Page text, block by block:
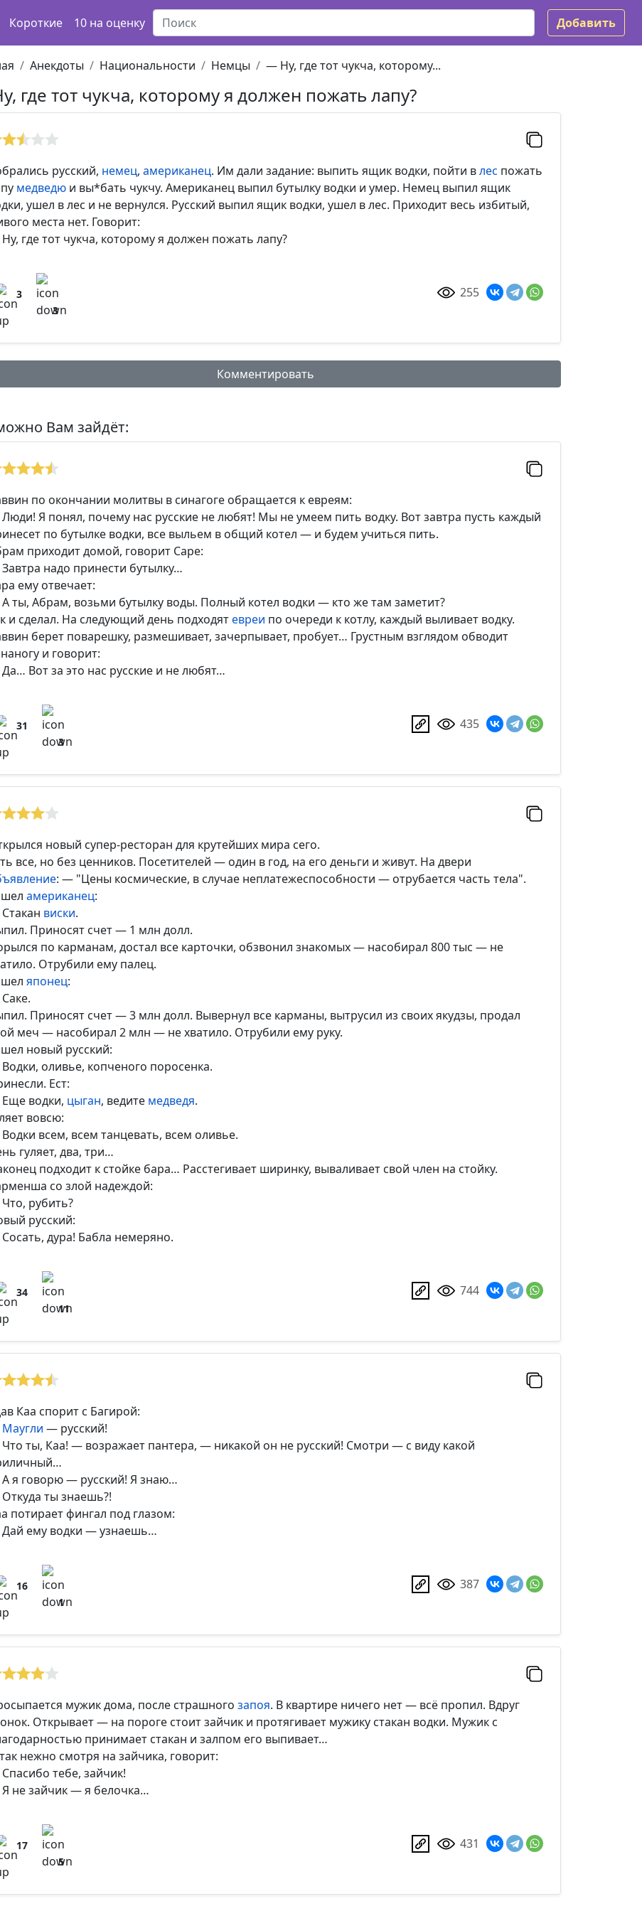
Короткие 10 на оценку Добавить
Анекдоты Национальности Немцы — Ну, где тот чукча, которому...
где тот чукча, которому я должен пожать лапу?
русский, немец, американец. Им дали задание: выпить ящик водки, пойти влес пожать
медведю и вы*бать чукчу. Американец выпил бутылку водки и умер. Немец выпил ящик
ушел в лес и не вернулся. Русский выпил ящик водки, ушел в лес. Приходит весь избитый,
места нет. Говорит:
где тот чукча, которому я должен пожать лапу?
3
3
255
Комментировать
кол-во символов - 500. Ручная модерация.
Вам зайдёт:
по окончании молитвы в синагоге обращается к евреям:
Я понял, почему нас русские не любят! Мы не умеем пить водку. Вот завтра пусть каждый
по бутылке водки, все выльем в общий котел — и будем учиться пить.
приходит домой, говорит Саре:
надо принести бутылку…
ему отвечает:
ты, Абрам, возьми бутылку воды. Полный котел водки — кто же там заметит?
и сделал. На следующий день подходятевреи по очереди к котлу, каждый выливает водку.
берет поварешку, размешивает, зачерпывает, пробует… Грустным взглядом обводит
и говорит:
Вот за это нас русские и не любят…
31
3
435
новый супер-ресторан для крутейших мира сего.
все, но без ценников. Посетителей — один в год, на его деньги и живут. На двери
: — "Цены космические, в случае неплатежеспособности — отрубается часть тела".
американец:
виски.
Приносят счет — 1 млн долл.
по карманам, достал все карточки, обзвонил знакомых — насобирал 800 тыс — не
Отрубили ему палец.
японец:
Приносят счет — 3 млн долл. Вывернул все карманы, вытрусил из своих якудзы, продал
меч — насобирал 2 млн — не хватило. Отрубили ему руку.
новый русский:
оливье, копченого поросенка.
Ест:
водки, цыган, ведите медведя.
вовсю:
всем, всем танцевать, всем оливье.
гуляет, два, три…
подходит к стойке бара… Расстегивает ширинку, вываливает свой член на стойку.
со злой надеждой:
рубить?
русский:
дура! Бабла немеряно.
34
11
744
Каа спорит с Багирой:
Маугли — русский!
ты, Каа! — возражает пантера, — никакой он не русский! Смотри — с виду какой
я говорю — русский! Я знаю…
ты знаешь?!
потирает фингал под глазом:
ему водки — узнаешь…
16
1
387
мужик дома, после страшного запоя. В квартире ничего нет — всё пропил. Вдруг
Открывает — на пороге стоит зайчик и протягивает мужику стакан водки. Мужик с
принимает стакан и залпом его выпивает…
нежно смотря на зайчика, говорит:
тебе, зайчик!
не зайчик — я белочка…
17
5
431